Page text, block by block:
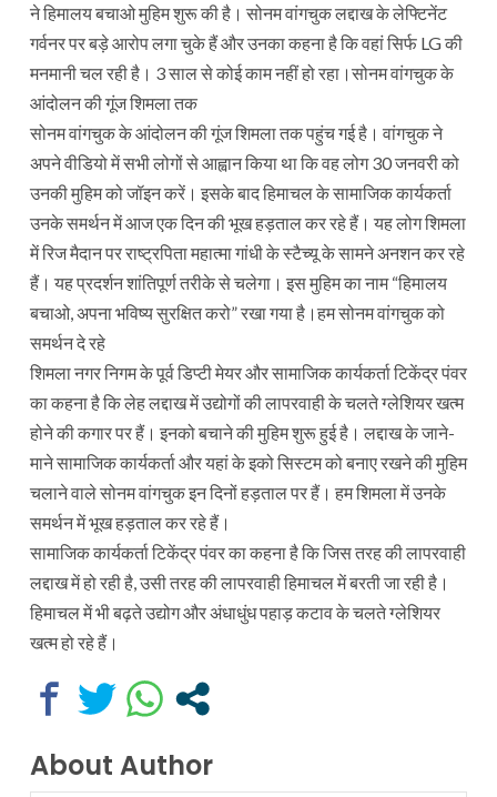
ने हिमालय बचाओ मुहिम शुरू की है। सोनम वांगचुक लद्दाख के लेफ्टिनेंट
गर्वनर पर बड़े आरोप लगा चुके हैं और उनका कहना है कि वहां सिर्फ LG की
मनमानी चल रही है। 3 साल से कोई काम नहीं हो रहा।सोनम वांगचुक के
आंदोलन की गूंज शिमला तक
सोनम वांगचुक के आंदोलन की गूंज शिमला तक पहुंच गई है। वांगचुक ने
अपने वीडियो में सभी लोगों से आह्वान किया था कि वह लोग 30 जनवरी को
उनकी मुहिम को जॉइन करें। इसके बाद हिमाचल के सामाजिक कार्यकर्ता
उनके समर्थन में आज एक दिन की भूख हड़ताल कर रहे हैं। यह लोग शिमला
में रिज मैदान पर राष्ट्रपिता महात्मा गांधी के स्टैच्यू के सामने अनशन कर रहे
हैं। यह प्रदर्शन शांतिपूर्ण तरीके से चलेगा। इस मुहिम का नाम “हिमालय
बचाओ, अपना भविष्य सुरक्षित करो” रखा गया है।हम सोनम वांगचुक को
समर्थन दे रहे
शिमला नगर निगम के पूर्व डिप्टी मेयर और सामाजिक कार्यकर्ता टिकेंद्र पंवर
का कहना है कि लेह लद्दाख में उद्योगों की लापरवाही के चलते ग्लेशियर खत्म
होने की कगार पर हैं। इनको बचाने की मुहिम शुरू हुई है। लद्दाख के जाने-
माने सामाजिक कार्यकर्ता और यहां के इको सिस्टम को बनाए रखने की मुहिम
चलाने वाले सोनम वांगचुक इन दिनों हड़ताल पर हैं। हम शिमला में उनके
समर्थन में भूख हड़ताल कर रहे हैं।
सामाजिक कार्यकर्ता टिकेंद्र पंवर का कहना है कि जिस तरह की लापरवाही
लद्दाख में हो रही है, उसी तरह की लापरवाही हिमाचल में बरती जा रही है।
हिमाचल में भी बढ़ते उद्योग और अंधाधुंध पहाड़ कटाव के चलते ग्लेशियर
खत्म हो रहे हैं।
About Author